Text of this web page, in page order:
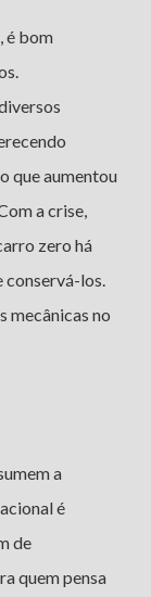
, é bom
que aumentou
a crise,
zero há
conservá-los.
mecânicas no
a
é
de
quem pensa